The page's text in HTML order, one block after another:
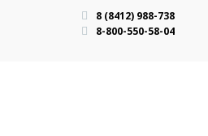
8 (8412) 988-738
8-800-550-58-04